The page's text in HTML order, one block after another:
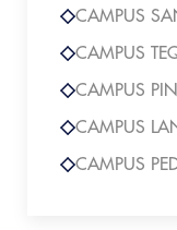
CAMPUS
CAMPUS
CAMPUS
CAMPUS
CAMPUS